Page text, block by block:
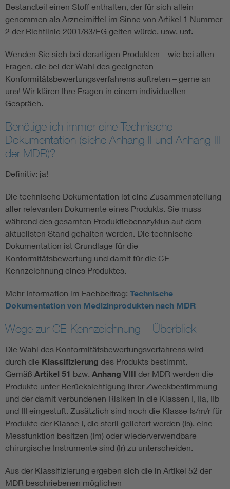
Bestandteil einen Stoff enthalten, der für sich allein
genommen als Arzneimittel im Sinne von Artikel 1 Nummer
2 der Richtlinie 2001/83/EG gelten würde, usw. usf.
Wenden Sie sich bei derartigen Produkten – wie bei allen
Fragen, die bei der Wahl des geeigneten
Konformitätsbewertungsverfahrens auftreten – gerne an
uns! Wir klären Ihre Fragen in einem individuellen
Gespräch.
Benötige ich immer eine Technische
Dokumentation (siehe Anhang II und Anhang III
der MDR)?
Definitiv: ja!
Die technische Dokumentation ist eine Zusammenstellung
aller relevanten Dokumente eines Produkts. Sie muss
während des gesamten Produktlebenszyklus auf dem
aktuellsten Stand gehalten werden. Die technische
Dokumentation ist Grundlage für die
Konformitätsbewertung und damit für die CE
Kennzeichnung eines Produktes.
Mehr Information im Fachbeitrag: Technische
Dokumentation von Medizinprodukten nach MDR
Wege zur CE-Kennzeichnung – Überblick
Die Wahl des Konformitätsbewertungsverfahrens wird
durch die Klassifizierung des Produkts bestimmt.
Gemäß Artikel 51 bzw. Anhang VIII der MDR werden die
Produkte unter Berücksichtigung ihrer Zweckbestimmung
und der damit verbundenen Risiken in die Klassen I, IIa, IIb
und III eingestuft. Zusätzlich sind noch die Klasse Is/m/r für
Produkte der Klasse I, die steril geliefert werden (Is), eine
Messfunktion besitzen (Im) oder wiederverwendbare
chirurgische Instrumente sind (Ir) zu unterscheiden.
Aus der Klassifizierung ergeben sich die in Artikel 52 der
MDR beschriebenen möglichen